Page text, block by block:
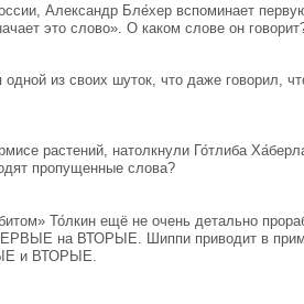
Александр Бле́хер вспоминает
это слово». О каком слове он
из своих шуток, что даже говорил,
растений, натолкнули Го́тлиба
пропущенные слова?
То́лкин ещё не очень детально
на ВТОРЫЕ. Шиппи приводит в
и ВТОРЫЕ.